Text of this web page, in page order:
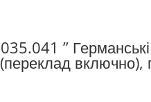
035.041 ”
(переклад включно),